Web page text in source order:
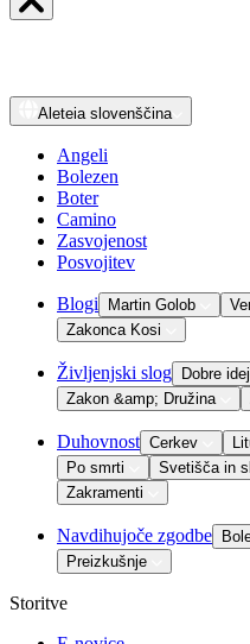
Aleteia slovenščina
Angeli
Bolezen
Boter
Camino
Zasvojenost
Posvojitev
Blogi Martin Golob
Zakonca Kosi
Življenjski slog Dobre
Zakon &amp; Družina
Duhovnost Cerkev
Po smrti
Svetišča in
Zakramenti
Navdihujoče zgodbe
Preizkušnje
Storitve